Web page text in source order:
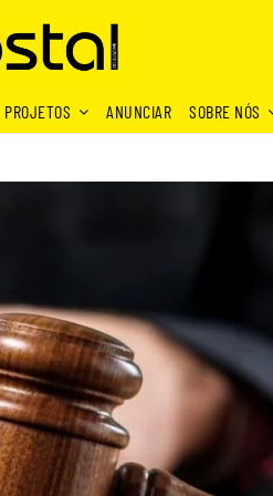
PROJETOS ANUNCIAR SOBRE NÓS